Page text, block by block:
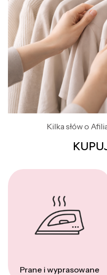
Kilka słów o
Prane i wyprasowane